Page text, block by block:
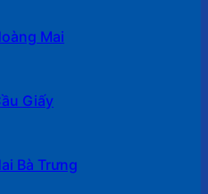
Mai
Giấy
Bà Trưng